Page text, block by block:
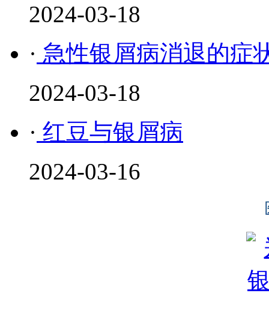
2024-03-18
· 急性银屑病消退的症
2024-03-18
· 红豆与银屑病
2024-03-16